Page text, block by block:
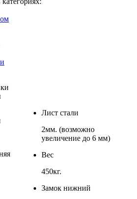
Лист стали
2мм. (возможно
увеличение до 6 мм)
Вес
450кг.
Замок нижний